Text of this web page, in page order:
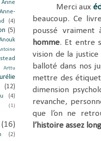
Merci aux
beaucoup. Ce
poussé vraiment
homme. Et entre
vision de la
balloté dans nos
mettre des
dimension
revanche,
que l’on ne
l’histoire assez
Anne
Anne-
(4)
(5)
Arttu
(12)
(4)
(1)
(16)
(2)